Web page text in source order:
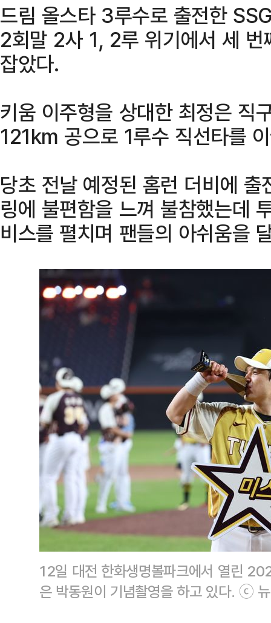
드림 올스타 3루수로 출전한
2회말 2사 1, 2루 위기에서 세
잡았다.
키움 이주형을 상대한 최정은 직
121km 공으로 1루수 직선타를
당초 전날 예정된 홈런 더비에
링에 불편함을 느껴 불참했는데
비스를 펼치며 팬들의 아쉬움을
12일 대전 한화생명볼파크에서 열린
은 박동원이 기념촬영을 하고 있다. ⓒ